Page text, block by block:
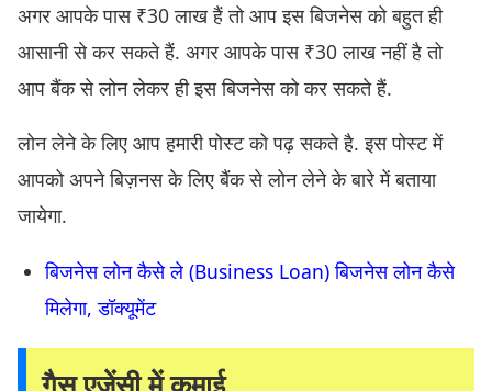
अगर आपके पास ₹30 लाख हैं तो आप इस बिजनेस को बहुत ही
आसानी से कर सकते हैं. अगर आपके पास ₹30 लाख नहीं है तो
आप बैंक से लोन लेकर ही इस बिजनेस को कर सकते हैं.
लोन लेने के लिए आप हमारी पोस्ट को पढ़ सकते है. इस पोस्ट में
आपको अपने बिज़नस के लिए बैंक से लोन लेने के बारे में बताया
जायेगा.
बिजनेस लोन कैसे ले (Business Loan) बिजनेस लोन कैसे
मिलेगा, डॉक्यूमेंट